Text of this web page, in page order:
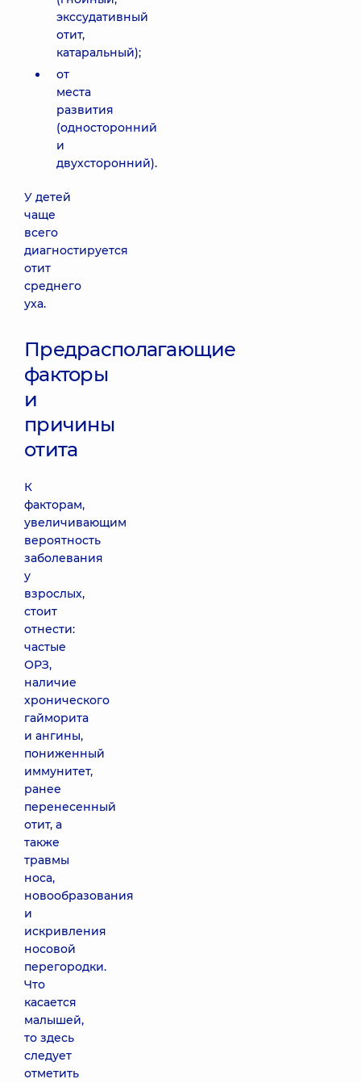
экссудативный
отит,
катаральный);
от
места
развития
(односторонний
и
двухсторонний).
У детей
чаще
всего
диагностируется
отит
среднего
уха.
Предрасполагающие
факторы
и
причины
отита
К
факторам,
увеличивающим
вероятность
заболевания
у
взрослых,
стоит
отнести:
частые
ОРЗ,
наличие
хронического
гайморита
и ангины,
пониженный
иммунитет,
ранее
перенесенный
отит, а
также
травмы
носа,
новообразования
и
искривления
носовой
перегородки.
Что
касается
малышей,
то здесь
следует
отметить